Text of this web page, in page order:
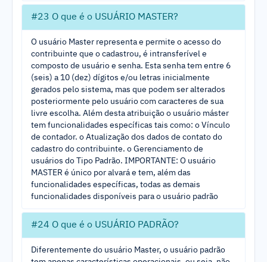
#23 O que é o USUÁRIO MASTER?
O usuário Master representa e permite o acesso do
contribuinte que o cadastrou, é intransferível e
composto de usuário e senha. Esta senha tem entre 6
(seis) a 10 (dez) dígitos e/ou letras inicialmente
gerados pelo sistema, mas que podem ser alterados
posteriormente pelo usuário com caracteres de sua
livre escolha. Além desta atribuição o usuário máster
tem funcionalidades específicas tais como: o Vínculo
de contador. o Atualização dos dados de contato do
cadastro do contribuinte. o Gerenciamento de
usuários do Tipo Padrão. IMPORTANTE: O usuário
MASTER é único por alvará e tem, além das
funcionalidades específicas, todas as demais
funcionalidades disponíveis para o usuário padrão
#24 O que é o USUÁRIO PADRÃO?
Diferentemente do usuário Master, o usuário padrão